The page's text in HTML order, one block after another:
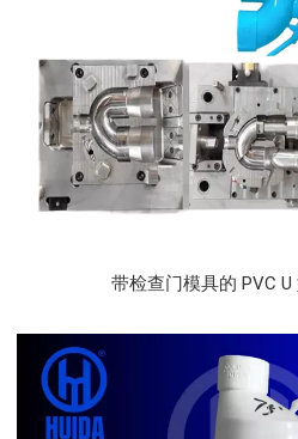
带检查门模具的 PVC